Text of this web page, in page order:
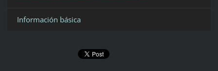
Información básica